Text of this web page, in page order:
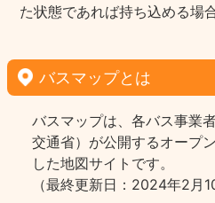
た状態であれば持ち込める場
バスマップとは
バスマップは、各バス事業
交通省）が公開するオープ
した地図サイトです。
（最終更新日：2024年2月